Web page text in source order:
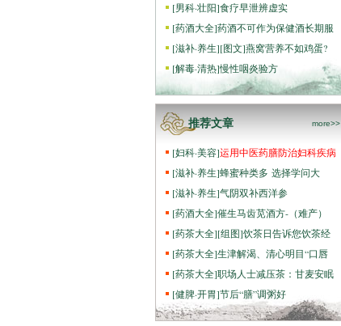
[男科·壮阳]食疗早泄辨虚实
[药酒大全]药酒不可作为保健酒长期服
[滋补·养生][图文]燕窝营养不如鸡蛋?
[解毒·清热]慢性咽炎验方
推荐文章 more>>
[妇科·美容]运用中医药膳防治妇科疾病
[滋补·养生]蜂蜜种类多 选择学问大
[滋补·养生]气阴双补西洋参
[药酒大全]催生马齿苋酒方-（难产）
[药茶大全][组图]饮茶日告诉您饮茶经
[药茶大全]生津解渴、清心明目“口唇
[药茶大全]职场人士减压茶：甘麦安眠
[健脾·开胃]节后“膳”调粥好